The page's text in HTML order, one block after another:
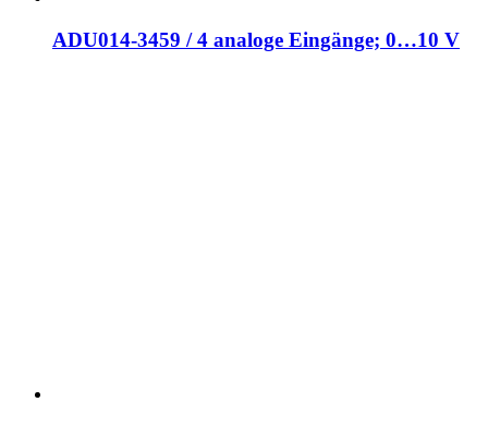
ADU014-3459 / 4 analoge Eingänge; 0…10 V